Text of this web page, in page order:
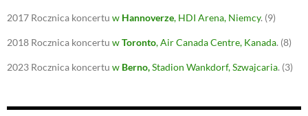
2017 Rocznica koncertu w Hannoverze, HDI Arena, Niemcy. (9)
2018 Rocznica koncertu wToronto, Air Canada Centre, Kanada. (8)
2023 Rocznica koncertu w Berno,Stadion Wankdorf, Szwajcaria. (3)